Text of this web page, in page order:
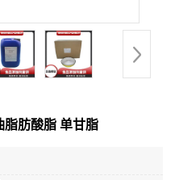
脂肪酸脂 单甘脂